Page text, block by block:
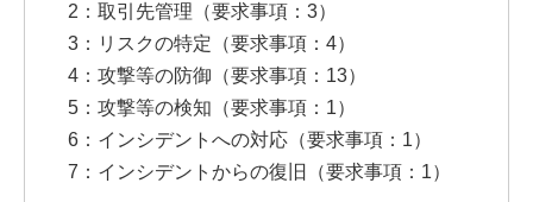
2：取引先管理（要求事項：3）
3：リスクの特定（要求事項：4）
4：攻撃等の防御（要求事項：13）
5：攻撃等の検知（要求事項：1）
6：インシデントへの対応（要求事項：1）
7：インシデントからの復旧（要求事項：1）